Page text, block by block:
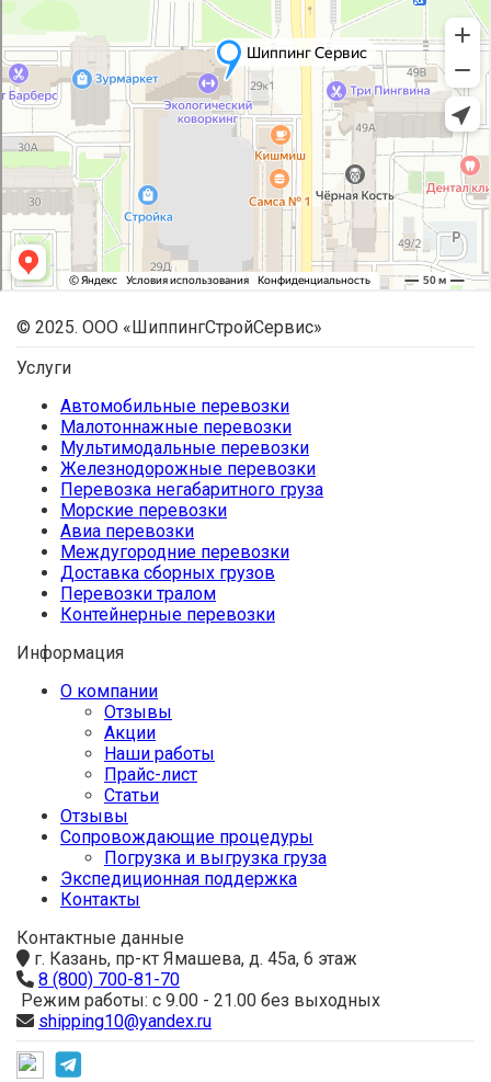
© 2025. ООО «ШиппингСтройСервис»
Услуги
Автомобильные перевозки
Малотоннажные перевозки
Мультимодальные перевозки
Железнодорожные перевозки
Перевозка негабаритного груза
Морские перевозки
Авиа перевозки
Междугородние перевозки
Доставка сборных грузов
Перевозки тралом
Контейнерные перевозки
Информация
О компании
Отзывы
Акции
Наши работы
Прайс-лист
Статьи
Отзывы
Сопровождающие процедуры
Погрузка и выгрузка груза
Экспедиционная поддержка
Контакты
Контактные данные
г. Казань, пр-кт Ямашева, д. 45а, 6 этаж
8 (800) 700-81-70
Режим работы: с 9.00 - 21.00 без выходных
shipping10@yandex.ru